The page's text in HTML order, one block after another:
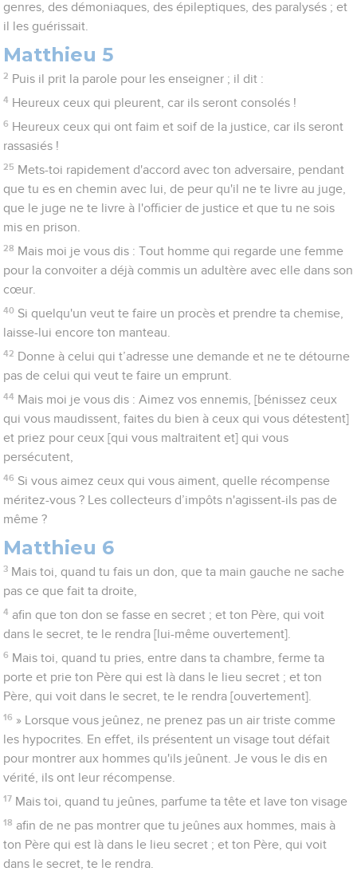
genres, des démoniaques, des épileptiques, des paralysés ; et
il les guérissait.
Matthieu 5
2 Puis il prit la parole pour les enseigner ; il dit :
4 Heureux ceux qui pleurent, car ils seront consolés !
6 Heureux ceux qui ont faim et soif de la justice, car ils seront
rassasiés !
25 Mets-toi rapidement d'accord avec ton adversaire, pendant
que tu es en chemin avec lui, de peur qu'il ne te livre au juge,
que le juge ne te livre à l'officier de justice et que tu ne sois
mis en prison.
28 Mais moi je vous dis : Tout homme qui regarde une femme
pour la convoiter a déjà commis un adultère avec elle dans son
cœur.
40 Si quelqu'un veut te faire un procès et prendre ta chemise,
laisse-lui encore ton manteau.
42 Donne à celui qui t’adresse une demande et ne te détourne
pas de celui qui veut te faire un emprunt.
44 Mais moi je vous dis : Aimez vos ennemis, [bénissez ceux
qui vous maudissent, faites du bien à ceux qui vous détestent]
et priez pour ceux [qui vous maltraitent et] qui vous
persécutent,
46 Si vous aimez ceux qui vous aiment, quelle récompense
méritez-vous ? Les collecteurs d’impôts n'agissent-ils pas de
même ?
Matthieu 6
3 Mais toi, quand tu fais un don, que ta main gauche ne sache
pas ce que fait ta droite,
4 afin que ton don se fasse en secret ; et ton Père, qui voit
dans le secret, te le rendra [lui-même ouvertement].
6 Mais toi, quand tu pries, entre dans ta chambre, ferme ta
porte et prie ton Père qui est là dans le lieu secret ; et ton
Père, qui voit dans le secret, te le rendra [ouvertement].
16 » Lorsque vous jeûnez, ne prenez pas un air triste comme
les hypocrites. En effet, ils présentent un visage tout défait
pour montrer aux hommes qu'ils jeûnent. Je vous le dis en
vérité, ils ont leur récompense.
17 Mais toi, quand tu jeûnes, parfume ta tête et lave ton visage
18 afin de ne pas montrer que tu jeûnes aux hommes, mais à
ton Père qui est là dans le lieu secret ; et ton Père, qui voit
dans le secret, te le rendra.